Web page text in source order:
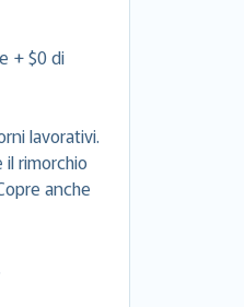
+ $0 di
lavorativi.
rimorchio
anche